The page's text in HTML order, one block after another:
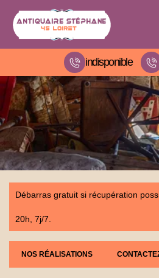
indisponible
Débarras gratuit si récupération
20h, 7j/7.
NOS RÉALISATIONS